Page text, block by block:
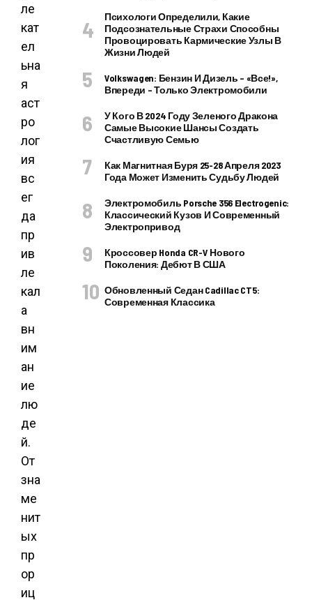
ле
кат
ел
ьна
я
аст
ро
лог
ия
вс
ег
да
пр
ив
ле
кал
а
вн
им
ан
ие
лю
де
й.
От
зна
ме
нит
ых
пр
ор
иц
Психологи Определили, Какие
Подсознательные Страхи Способны
Провоцировать Кармические Узлы В
Жизни Людей
Volkswagen: Бензин И Дизель – «все!»,
Впереди – Только Электромобили
У Кого В 2024 Году Зеленого Дракона
Самые Высокие Шансы Создать
Счастливую Семью
Как Магнитная Буря 25-28 Апреля 2023
Года Может Изменить Судьбу Людей
Электромобиль Porsche 356 Electrogenic:
Классический Кузов И Современный
Электропривод
Кроссовер Honda CR-V Нового
Поколения: Дебют В США
Обновленный Седан Cadillac CT5:
Современная Классика